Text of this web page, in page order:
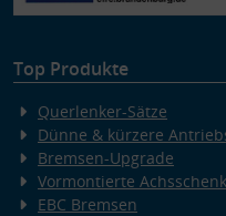
Top Produkte
Querlenker-Sätze
Dünne & kürzere
Bremsen-Upgrade
Vormontierte
EBC Bremsen